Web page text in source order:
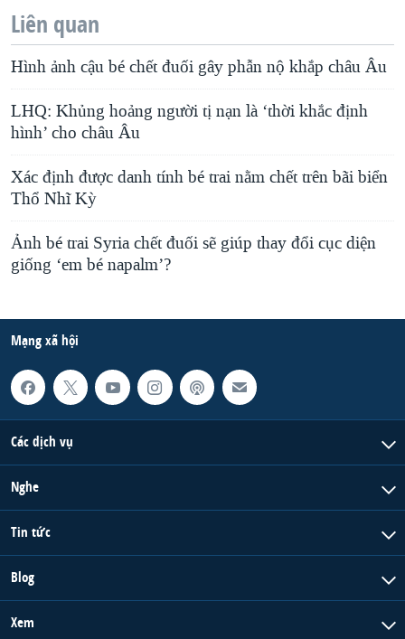
Liên quan
Hình ảnh cậu bé chết đuối gây phẫn nộ khắp châu Âu
LHQ: Khủng hoảng người tị nạn là ‘thời khắc định
hình’ cho châu Âu
Xác định được danh tính bé trai nằm chết trên bãi biển
Thổ Nhĩ Kỳ
Ảnh bé trai Syria chết đuối sẽ giúp thay đổi cục diện
giống ‘em bé napalm’?
Mạng xã hội
Các dịch vụ
Nghe
Tin tức
Blog
Xem